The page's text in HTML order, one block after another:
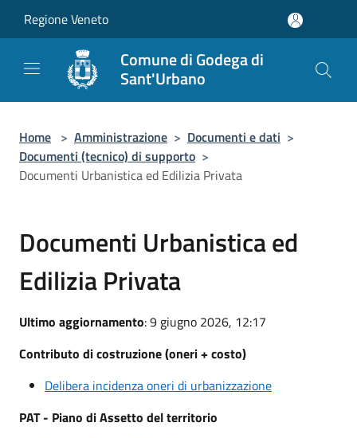
Regione Veneto
Comune di Godega di
Sant'Urbano
Home > Amministrazione > Documenti e dati >
Documenti (tecnico) di supporto >
Documenti Urbanistica ed Edilizia Privata
Documenti Urbanistica ed
Edilizia Privata
Ultimo aggiornamento: 9 giugno 2026, 12:17
Contributo di costruzione (oneri + costo)
Delibera incidenza oneri di urbanizzazione
PAT - Piano di Assetto del territorio